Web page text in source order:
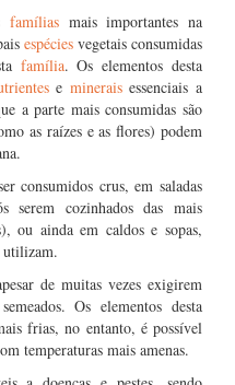
famílias mais importantes na
espécies vegetais consumidas
família. Os elementos desta
e mineraisessenciais a
a parte mais consumidas são
as raízes e as flores) podem
consumidos crus, em saladas
serem cozinhados das mais
ou ainda em caldos e sopas,
utilizam.
de muitas vezes exigirem
Os elementos desta
frias, no entanto, é possível
temperaturas mais amenas.